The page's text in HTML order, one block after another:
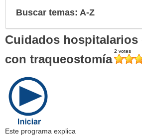
Buscar temas: A-Z
Cuidados hospitalarios
con traqueostomía
Este programa explica